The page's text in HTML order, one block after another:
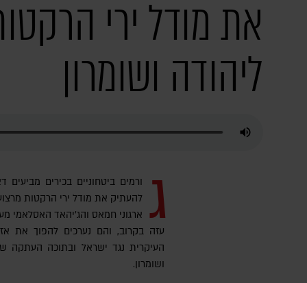
את מודל ירי
ליהודה ושומרון
ג ורמים ביטחוניים בכירים מביעים
להעתיק את מודל ירי הרקטות
ארגוני חמאס והג'יהאד האסלאמי
עזה בקרוב, והם נערכים להפוך את
העיקרית נגד ישראל ובתוכה העתקה
ושומרון.